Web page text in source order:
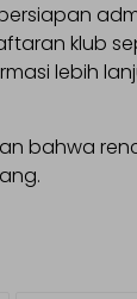
klub
lebih
bahwa